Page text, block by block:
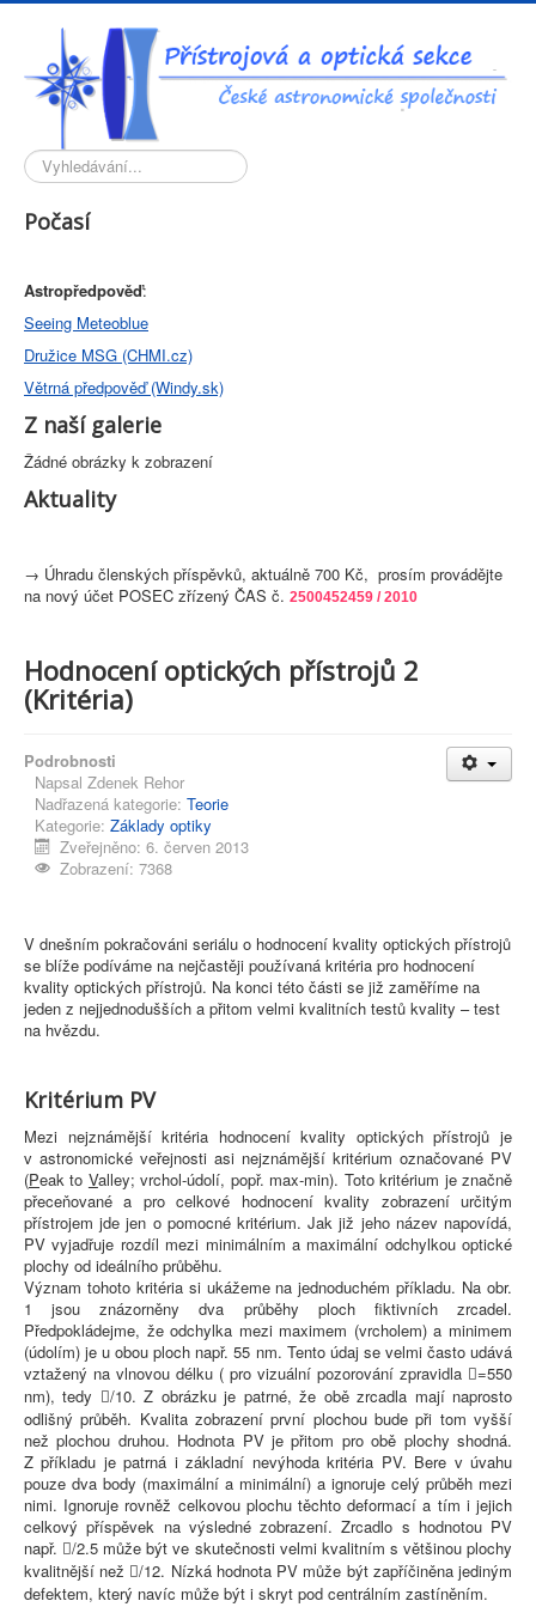
Vyhledávání...
Počasí
Astropředpověď:
Seeing Meteoblue
Družice MSG (CHMI.cz)
Větrná předpověď (Windy.sk)
Z naší galerie
Žádné obrázky k zobrazení
Aktuality
→ Úhradu členských příspěvků, aktuálně 700 Kč, prosím provádějte
na nový účet POSEC zřízený ČAS č. 2500452459 / 2010
Hodnocení optických přístrojů 2
(Kritéria)
Podrobnosti
Napsal Zdenek Rehor
Nadřazená kategorie: Teorie
Kategorie: Základy optiky
Zveřejněno: 6. červen 2013
Zobrazení: 7368
V dnešním pokračováni seriálu o hodnocení kvality optických přístrojů
se blíže podíváme na nejčastěji používaná kritéria pro hodnocení
kvality optických přístrojů. Na konci této části se již zaměříme na
jeden z nejjednodušších a přitom velmi kvalitních testů kvality – test
na hvězdu.
Kritérium PV
Mezi nejznámější kritéria hodnocení kvality optických přístrojů je
v astronomické veřejnosti asi nejznámější kritérium označované PV
(Peak to Valley; vrchol-údolí, popř. max-min). Toto kritérium je značně
přeceňované a pro celkové hodnocení kvality zobrazení určitým
přístrojem jde jen o pomocné kritérium. Jak již jeho název napovídá,
PV vyjadřuje rozdíl mezi minimálním a maximální odchylkou optické
plochy od ideálního průběhu.
Význam tohoto kritéria si ukážeme na jednoduchém příkladu. Na obr.
1 jsou znázorněny dva průběhy ploch fiktivních zrcadel.
Předpokládejme, že odchylka mezi maximem (vrcholem) a minimem
(údolím) je u obou ploch např. 55 nm. Tento údaj se velmi často udává
vztažený na vlnovou délku ( pro vizuální pozorování zpravidla  =550
nm), tedy
/10. Z obrázku je patrné, že obě zrcadla mají naprosto
odlišný průběh. Kvalita zobrazení první plochou bude při tom vyšší
než plochou druhou. Hodnota PV je přitom pro obě plochy shodná.
Z příkladu je patrná i základní nevýhoda kritéria PV. Bere v úvahu
pouze dva body (maximální a minimální) a ignoruje celý průběh mezi
nimi. Ignoruje rovněž celkovou plochu těchto deformací a tím i jejich
celkový příspěvek na výsledné zobrazení. Zrcadlo s hodnotou PV
např. /2.5 může být ve skutečnosti velmi kvalitním s většinou plochy
kvalitnější než /12. Nízká hodnota PV může být zapříčiněna jediným
defektem, který navíc může být i skryt pod centrálním zastíněním.